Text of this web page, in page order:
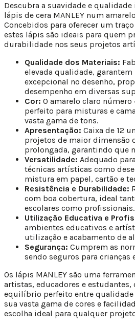
Descubra a suavidade e
lápis de cera MANLEY num
Concebidos para oferecer um
estes lápis são ideais para quem
durabilidade nos seus projetos
Qualidade dos Materiais:
elevada qualidade,
excepcional no desenho,
desempenho em diversas
Cor: O amarelo claro
perfeito para misturas e
vasta gama de tons.
Apresentação: Caixa de 12
projetos de maior dimensão
prolongada, garantindo que
Versatilidade: Adequado
técnicas artísticas como
mistura em papel, cartão e
Resistência e Durabilidade:
com boa cobertura, ideal
escolares como profissionais.
Utilização Educativa e
ambientes educativos e
utilização e acabamento de
Segurança: Cumprem as
sendo seguros para crianças
Os lápis MANLEY são uma
artistas, educadores e estudantes,
equilíbrio perfeito entre qualidade
sua vasta gama de cores e
escolha ideal para qualquer